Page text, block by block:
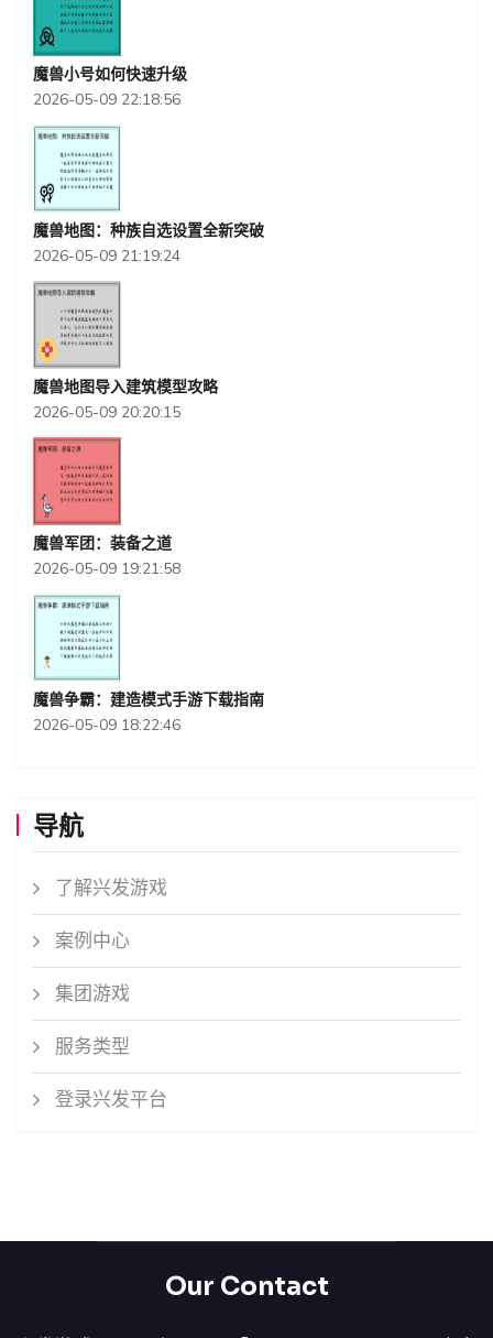
魔兽小号如何快速升级
2026-05-09 22:18:56
魔兽地图：种族自选设置全新突破
2026-05-09 21:19:24
魔兽地图导入建筑模型攻略
2026-05-09 20:20:15
魔兽军团：装备之道
2026-05-09 19:21:58
魔兽争霸：建造模式手游下载指南
2026-05-09 18:22:46
导航
了解兴发游戏
案例中心
集团游戏
服务类型
登录兴发平台
Our Contact